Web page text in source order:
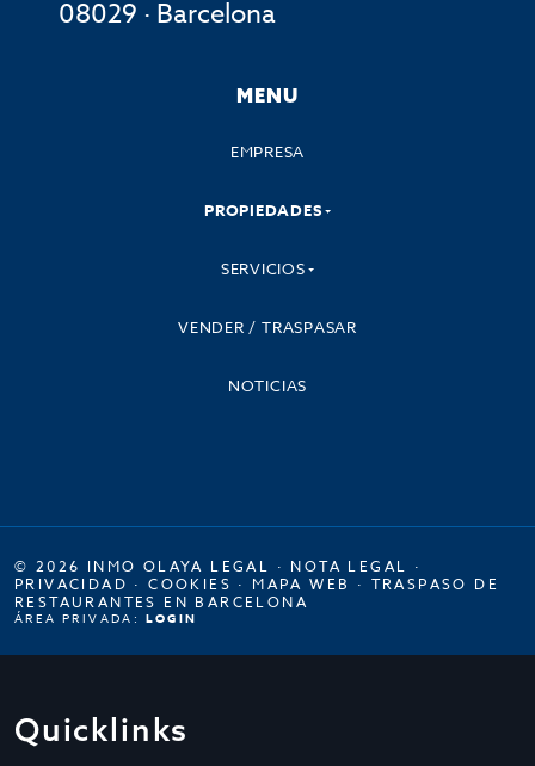
08029 · Barcelona
MENU
EMPRESA
PROPIEDADES
SERVICIOS
VENDER / TRASPASAR
NOTICIAS
© 2026 INMO OLAYA LEGAL · NOTA LEGAL ·
PRIVACIDAD ·COOKIES · MAPA WEB · TRASPASO DE
RESTAURANTES EN BARCELONA
ÁREA PRIVADA: LOGIN
Quicklinks